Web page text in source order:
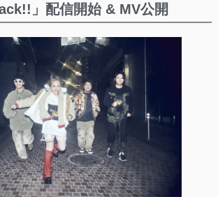
」配信開始 & MV公開